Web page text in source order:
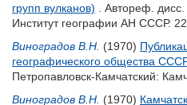
групп вулканов) . Автореф. дисс.
Институт географии АН СССР. 22
Виноградов В.Н. (1970)
географического общества
Петропавловск-Камчатский:
Виноградов В.Н. (1970)